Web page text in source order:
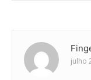
julho